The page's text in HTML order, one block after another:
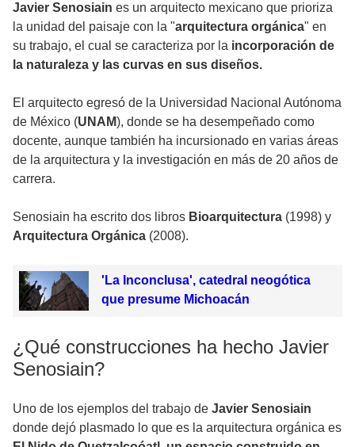
Javier Senosiain es un arquitecto mexicano que prioriza
la unidad del paisaje con la "arquitectura orgánica" en
su trabajo, el cual se caracteriza por la incorporación de
la naturaleza y las curvas en sus diseños.
El arquitecto egresó de la Universidad Nacional Autónoma
de México (UNAM), donde se ha desempeñado como
docente, aunque también ha incursionado en varias áreas
de la arquitectura y la investigación en más de 20 años de
carrera.
Senosiain ha escrito dos libros Bioarquitectura (1998) y
Arquitectura Orgánica (2008).
'La Inconclusa', catedral neogótica
que presume Michoacán
¿Qué construcciones ha hecho Javier
Senosiain?
Uno de los ejemplos del trabajo de Javier Senosiain
donde dejó plasmado lo que es la arquitectura orgánica es